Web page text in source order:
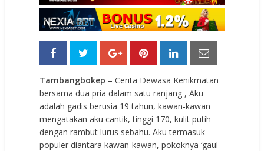
Tambangbokep – Cerita Dewasa Kenikmatan
bersama dua pria dalam satu ranjang , Aku
adalah gadis berusia 19 tahun, kawan-kawan
mengatakan aku cantik, tinggi 170, kulit putih
dengan rambut lurus sebahu. Aku termasuk
populer diantara kawan-kawan, pokoknya ‘gaul